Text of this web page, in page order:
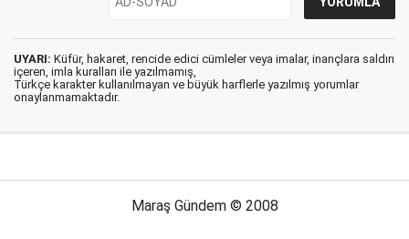
UYARI: Küfür, hakaret, rencide edici cümleler veya imalar, inançlara saldırı
içeren, imla kuralları ile yazılmamış,
Türkçe karakter kullanılmayan ve büyük harflerle yazılmış yorumlar
onaylanmamaktadır.
Maraş Gündem © 2008